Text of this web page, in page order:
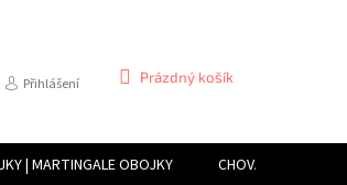
Přihlášení
NÁKUPNÍ
Prázdný košík
| MARTINGALE OBOJKY
CHOVATELSKÉ